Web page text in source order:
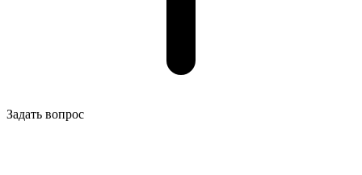
Задать вопрос